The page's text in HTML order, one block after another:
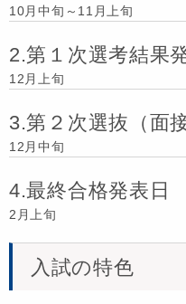
10月中旬～11月上旬
2.第１次選考結果
12月上旬
3.第２次選抜（面接
12月中旬
4.最終合格発表日
2月上旬
入試の特色